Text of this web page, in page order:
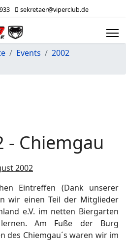
sekretaer@viperclub.de
Events
2002
- Chiemgau
2002
Eintreffen (Dank unserer
wir einen Teil der Mitglieder
e.V. im netten Biergarten
Am Fuße der Burg
des Chiemgau´s waren wir im